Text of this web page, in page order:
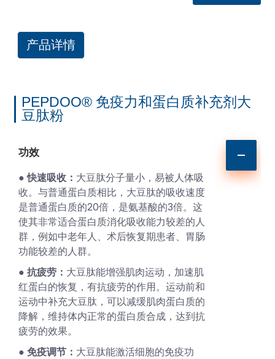
产品详情
PEPDOO® 免疫力和蛋白质补充剂大
豆肽粉
功效
● 快速吸收： 大豆肽分子量小，易被人体吸
收。与普通蛋白质相比，大豆肽的吸收速度
是普通蛋白质的20倍，是氨基酸的3倍。这
使其非常适合蛋白质消化吸收能力较差的人
群，例如中老年人、术后恢复期患者、胃肠
功能较差的人群。
● 抗疲劳： 大豆肽能增强肌肉运动，加速肌
红蛋白的恢复，有抗疲劳的作用。运动前和
运动中补充大豆肽，可以减缓肌肉蛋白质的
降解，维持体内正常的蛋白质合成，达到抗
疲劳的效果。
● 免疫调节： 大豆肽能激活细胞的免疫功